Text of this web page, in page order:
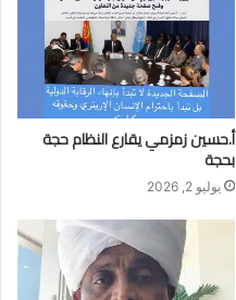
أ.حسين زمزمي يقارع النظام حجة
بحجة
يوليو 2, 2026